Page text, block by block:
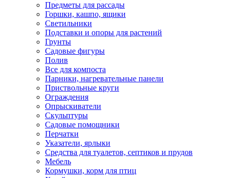
Предметы для рассады
Горшки, кашпо, ящики
Светильники
Подставки и опоры для растений
Грунты
Садовые фигуры
Полив
Все для компоста
Парники, нагревательные панели
Приствольные круги
Ограждения
Опрыскиватели
Скульптуры
Садовые помощники
Перчатки
Указатели, ярлыки
Средства для туалетов, септиков и прудов
Мебель
Кормушки, корм для птиц